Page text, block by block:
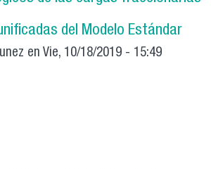
As Two Approaches To
Structure At The Planck Scale
del Modelo Estándar
en Vie, 10/18/2019 - 15:49
topológicos de las cargas
en extensiones unificadas del